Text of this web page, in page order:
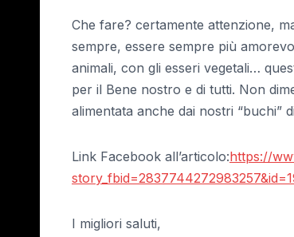
Che fare? certamente attenzione,
sempre, essere sempre più
animali, con gli esseri vegetali…
per il Bene nostro e di tutti. Non
alimentata anche dai nostri “buchi”
Link Facebook all’articolo:https://
I migliori saluti,